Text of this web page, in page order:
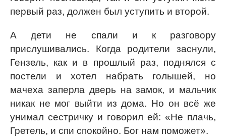
первый раз, должен был уступить и второй.
А дети не спали и к разговору
прислушивались. Когда родители заснули,
Гензель, как и в прошлый раз, поднялся с
постели и хотел набрать голышей, но
мачеха заперла дверь на замок, и мальчик
никак не мог выйти из дома. Но он всё же
унимал сестричку и говорил ей: «Не плачь,
Гретель, и спи спокойно. Бог нам поможет».